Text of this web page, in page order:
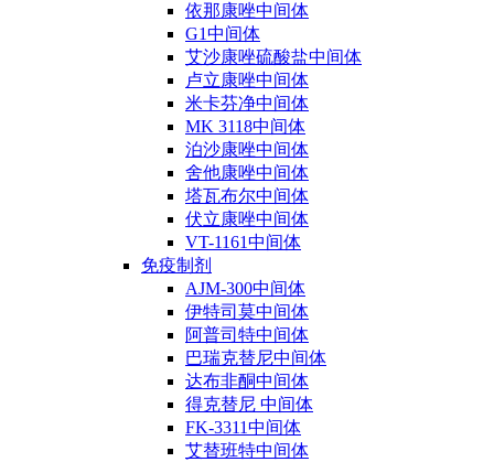
依那康唑中间体
G1中间体
艾沙康唑硫酸盐中间体
卢立康唑中间体
米卡芬净中间体
MK 3118中间体
泊沙康唑中间体
舍他康唑中间体
塔瓦布尔中间体
伏立康唑中间体
VT-1161中间体
免疫制剂
AJM-300中间体
伊特司莫中间体
阿普司特中间体
巴瑞克替尼中间体
达布非酮中间体
得克替尼 中间体
FK-3311中间体
艾替班特中间体